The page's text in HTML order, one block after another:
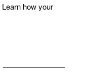
Learn how your